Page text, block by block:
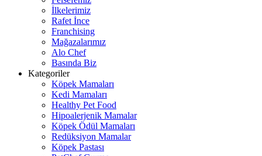
İlkelerimiz
Rafet İnce
Franchising
Mağazalarımız
Alo Chef
Basında Biz
Kategoriler
Köpek Mamaları
Kedi Mamaları
Healthy Pet Food
Hipoalerjenik Mamalar
Köpek Ödül Mamaları
Redüksiyon Mamalar
Köpek Pastası